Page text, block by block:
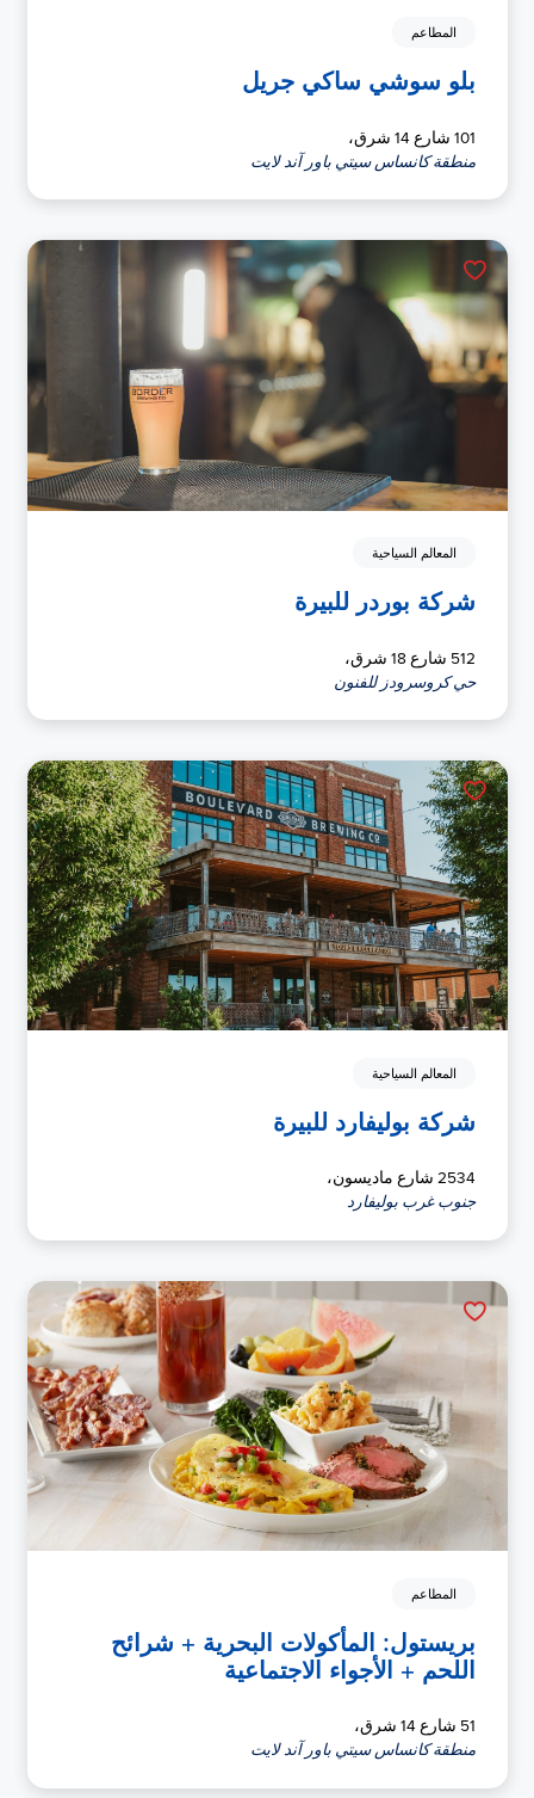
المطاعم
بلو سوشي ساكي جريل
101 شارع 14 شرق،
منطقة كانساس سيتي باور آند لايت
المعالم السياحية
شركة بوردر للبيرة
512 شارع 18 شرق،
حي كروسرودز للفنون
المعالم السياحية
شركة بوليفارد للبيرة
2534 شارع ماديسون،
جنوب غرب بوليفارد
المطاعم
بريستول: المأكولات البحرية + شرائح
اللحم + الأجواء الاجتماعية
51 شارع 14 شرق،
منطقة كانساس سيتي باور آند لايت